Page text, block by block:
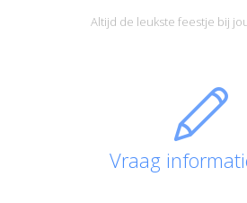
Altijd de leukste feestje bij
Vraag